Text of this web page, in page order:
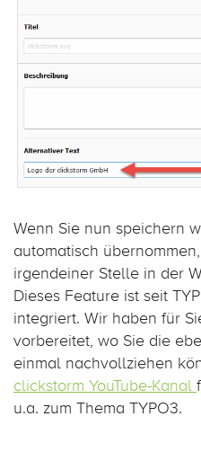
Wenn Sie nun speichern
automatisch
irgendeiner Stelle in der
Dieses Feature ist seit
integriert. Wir haben für
vorbereitet, wo Sie die
einmal nachvollziehen
clickstorm YouTube-Kanal
u.a. zum Thema TYPO3.